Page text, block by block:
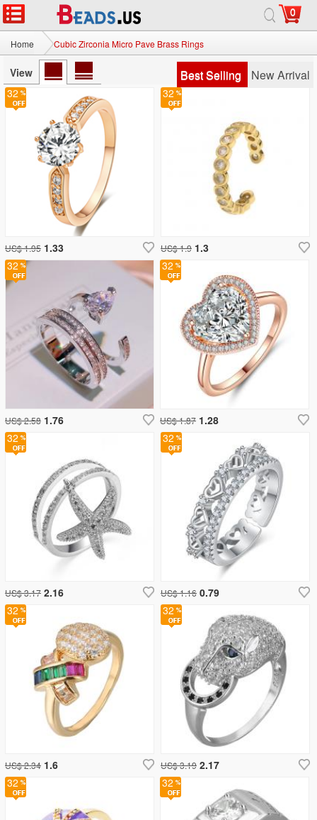
0
Home Cubic Zirconia Micro Pave Brass Rings
View Best Selling New Arrival
32
US$ 2.58 1.76
32
32
US$ 1.9 1.3
32
32
US$ 3.17 2.16
32
US$ 1.16 0.79
32
US$ 3.19 2.17
32
US$ 1.95 1.33
32
US$ 1.87 1.28
32
US$ 2.34 1.6